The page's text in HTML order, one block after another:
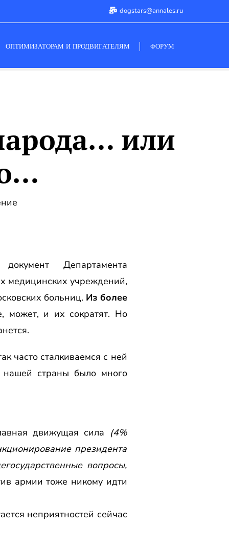
dogstars@annales.ru
ОПТИМИЗАТОРАМ И ПРОДВИГАТЕЛЯМ ФОРУМ
или
документ Департамента
медицинских учреждений,
больниц. Из более
может, и их сократят. Но
часто сталкиваемся с ней
страны было много
движущая сила (4%
президента
вопросы,
армии тоже никому идти
неприятностей сейчас